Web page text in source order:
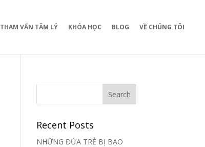
THAM VẤN TÂM LÝ KHÓA HỌC BLOG VỀ CHÚNG TÔI
Recent Posts
NHỮNG ĐỨA TRẺ BỊ BẠO